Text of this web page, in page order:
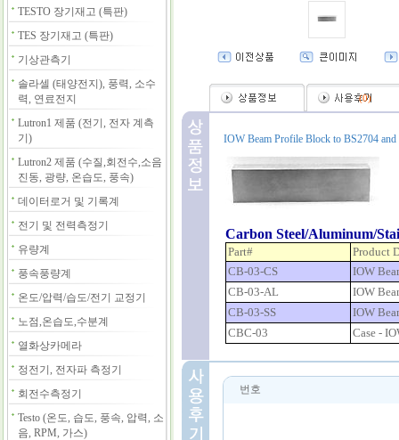
TESTO 장기재고 (특판)
TES 장기재고 (특판)
기상관측기
솔라셀 (태양전지), 풍력, 소수
력, 연료전지
Lutron1 제품 (전기, 전자 계측
기)
Lutron2 제품 (수질,회전수,소음
진동, 광량, 온습도, 풍속)
데이터로거 및 기록계
전기 및 전력측정기
유량계
풍속풍량계
온도/압력/습도/전기 교정기
노점,온습도,수분계
열화상카메라
정전기, 전자파 측정기
회전수측정기
Testo (온도, 습도, 풍속, 압력, 소
음, RPM, 가스)
(0)
IOW Beam Profile Block to BS2704
Carbon Steel/Aluminum/
Part#
Product
CB-03-CS
IOW
CB-03-AL
IOW
CB-03-SS
IOW
CBC-03
Case -
번호